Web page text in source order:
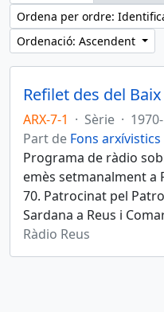
Ordena per ordre:
Ordenació: Ascendent
Refilet des del
ARX-7-1 · Sèrie ·
Part de Fons
Programa de ràdio
emès setmanalment a
70. Patrocinat pel
Sardana a Reus i
Ràdio Reus